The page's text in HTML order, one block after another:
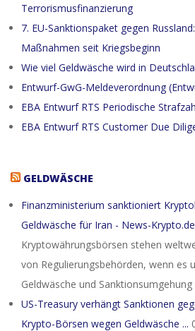
Terrorismusfinanzierung
7. EU-Sanktionspaket gegen
Maßnahmen seit Kriegsbeginn
Wie viel Geldwäsche wird in
Entwurf-GwG-Meldeverordnung
EBA Entwurf RTS Periodische
EBA Entwurf RTS Customer Due
GELDWÄSCHE
Finanzministerium sanktioniert
Geldwäsche für Iran - News-Krypto.de
Kryptowährungsbörsen stehen
von Regulierungsbehörden, wenn es
Geldwäsche und Sanktionsumgehung
US-Treasury verhängt Sanktionen
Krypto-Börsen wegen Geldwäsche ...